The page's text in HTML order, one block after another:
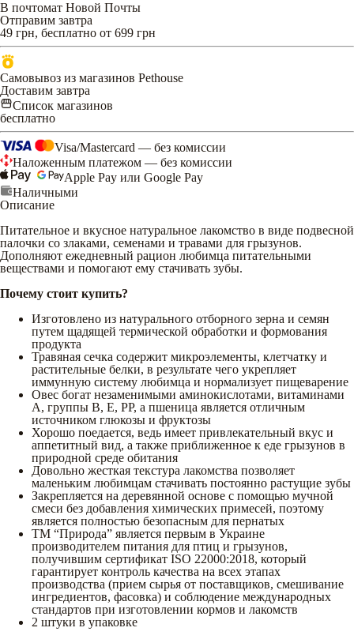
В почтомат Новой Почты
Отправим завтра
49 грн, бесплатно от 699 грн
Самовывоз из магазинов Pethouse
Доставим завтра
Список магазинов
бесплатно
Visa/Mastercard — без комиссии
Наложенным платежом — без комиссии
Apple Pay или Google Pay
Наличными
Описание
Питательное и вкусное натуральное лакомство в виде подвесной
палочки со злаками, семенами и травами для грызунов.
Дополняют ежедневный рацион любимца питательными
веществами и помогают ему стачивать зубы.
Почему стоит купить?
Изготовлено из натурального отборного зерна и семян
путем щадящей термической обработки и формования
продукта
Травяная сечка содержит микроэлементы, клетчатку и
растительные белки, в результате чего укрепляет
иммунную систему любимца и нормализует пищеварение
Овес богат незаменимыми аминокислотами, витаминами
А, группы В, Е, РР, а пшеница является отличным
источником глюкозы и фруктозы
Хорошо поедается, ведь имеет привлекательный вкус и
аппетитный вид, а также приближенное к еде грызунов в
природной среде обитания
Довольно жесткая текстура лакомства позволяет
маленьким любимцам стачивать постоянно растущие зубы
Закрепляется на деревянной основе с помощью мучной
смеси без добавления химических примесей, поэтому
является полностью безопасным для пернатых
ТМ “Природа” является первым в Украине
производителем питания для птиц и грызунов,
получившим сертификат ISO 22000:2018, который
гарантирует контроль качества на всех этапах
производства (прием сырья от поставщиков, смешивание
ингредиентов, фасовка) и соблюдение международных
стандартов при изготовлении кормов и лакомств
2 штуки в упаковке